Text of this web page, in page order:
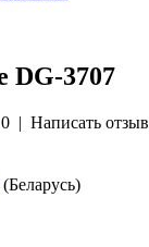
DG-3707
| Написать отзыв
(Беларусь)